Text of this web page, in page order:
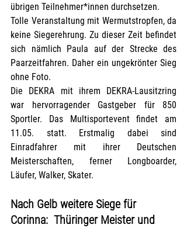
übrigen Teilnehmer*innen durchsetzen.
Tolle Veranstaltung mit Wermutstropfen, da
keine Siegerehrung. Zu dieser Zeit befindet
sich nämlich Paula auf der Strecke des
Paarzeitfahren. Daher ein ungekrönter Sieg
ohne Foto.
Die DEKRA mit ihrem DEKRA-Lausitzring
war hervorragender Gastgeber für 850
Sportler. Das Multisportevent findet am
11.05. statt. Erstmalig dabei sind
Einradfahrer mit ihrer Deutschen
Meisterschaften, ferner Longboarder,
Läufer, Walker, Skater.
Nach Gelb weitere Siege für
Corinna:  Thüringer Meister und